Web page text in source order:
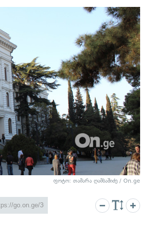
ფოტო: თამარა ღამბაშიძე / On.ge